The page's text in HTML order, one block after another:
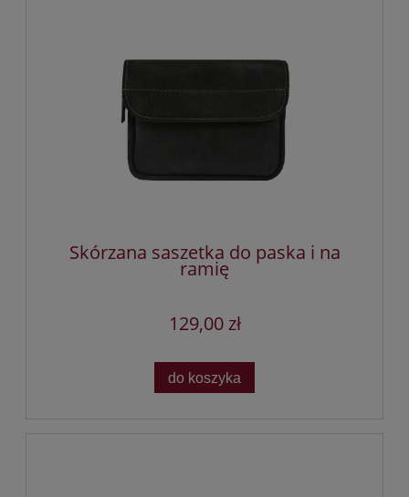
Skórzana saszetka do paska i na
ramię
129,00 zł
do koszyka